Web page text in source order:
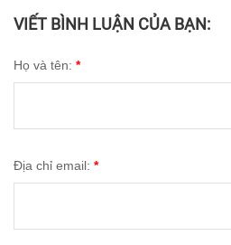
VIẾT BÌNH LUẬN CỦA BẠN:
Họ và tên: *
Địa chỉ email: *